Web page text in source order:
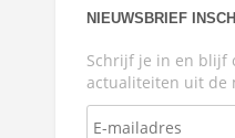
NIEUWSBRIEF
Schrijf je in en blijf
actualiteiten uit de